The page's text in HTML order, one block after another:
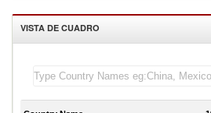
VISTA DE CUADRO